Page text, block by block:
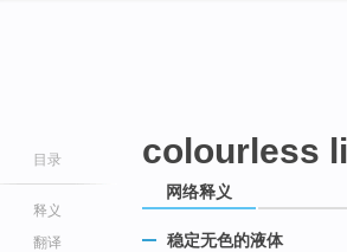
目录
释义
翻译
colourless
网络释义
稳定无色的液体